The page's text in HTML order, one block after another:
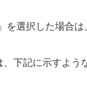
を選択した場合
、下記に示すよう